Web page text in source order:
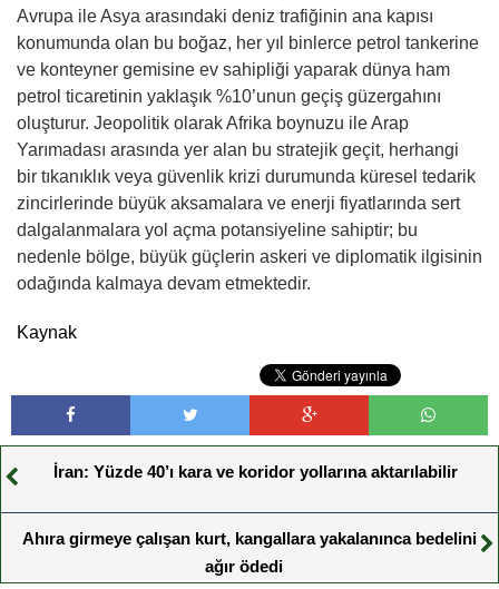
Avrupa ile Asya arasındaki deniz trafiğinin ana kapısı
konumunda olan bu boğaz, her yıl binlerce petrol tankerine
ve konteyner gemisine ev sahipliği yaparak dünya ham
petrol ticaretinin yaklaşık %10’unun geçiş güzergahını
oluşturur. Jeopolitik olarak Afrika boynuzu ile Arap
Yarımadası arasında yer alan bu stratejik geçit, herhangi
bir tıkanıklık veya güvenlik krizi durumunda küresel tedarik
zincirlerinde büyük aksamalara ve enerji fiyatlarında sert
dalgalanmalara yol açma potansiyeline sahiptir; bu
nedenle bölge, büyük güçlerin askeri ve diplomatik ilgisinin
odağında kalmaya devam etmektedir.
Kaynak
İran: Yüzde 40’ı kara ve koridor yollarına aktarılabilir
Ahıra girmeye çalışan kurt, kangallara yakalanınca bedelini
ağır ödedi